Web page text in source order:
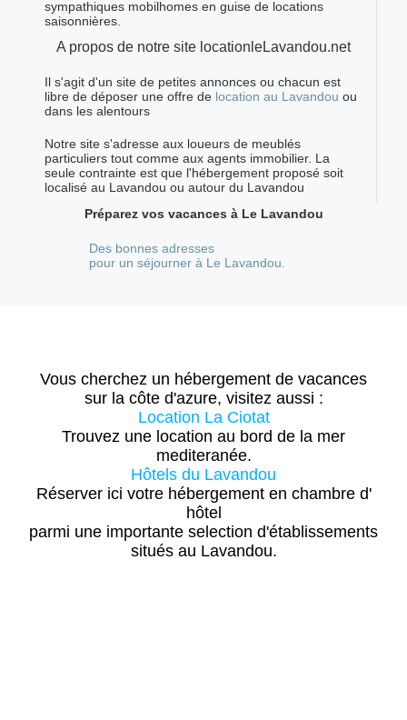
sympathiques mobilhomes en guise de locations
saisonnières.
A propos de notre site locationleLavandou.net
Il s'agit d'un site de petites annonces ou chacun est
libre de déposer une offre de location au Lavandou ou
dans les alentours
Notre site s'adresse aux loueurs de meublés
particuliers tout comme aux agents immobilier. La
seule contrainte est que l'hébergement proposé soit
localisé au Lavandou ou autour du Lavandou
Préparez vos vacances à Le Lavandou
Des bonnes adresses
pour un séjourner à Le Lavandou.
Vous cherchez un hébergement de vacances
sur la côte d'azure, visitez aussi :
Location La Ciotat
Trouvez une location au bord de la mer
mediteranée.
Hôtels du Lavandou
Réserver ici votre hébergement en chambre d'
hôtel
parmi une importante selection d'établissements
situés au Lavandou.